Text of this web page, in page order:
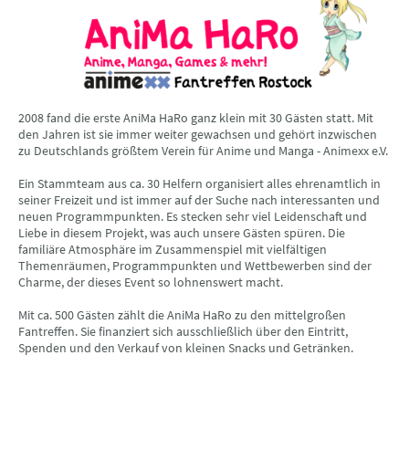
2008 fand die erste AniMa HaRo ganz klein mit 30 Gästen statt. Mit
den Jahren ist sie immer weiter gewachsen und gehört inzwischen
zu Deutschlands größtem Verein für Anime und Manga - Animexx e.V.
Ein Stammteam aus ca. 30 Helfern organisiert alles ehrenamtlich in
seiner Freizeit und ist immer auf der Suche nach interessanten und
neuen Programmpunkten. Es stecken sehr viel Leidenschaft und
Liebe in diesem Projekt, was auch unsere Gästen spüren. Die
familiäre Atmosphäre im Zusammenspiel mit vielfältigen
Themenräumen, Programmpunkten und Wettbewerben sind der
Charme, der dieses Event so lohnenswert macht.
Mit ca. 500 Gästen zählt die AniMa HaRo zu den mittelgroßen
Fantreffen. Sie finanziert sich ausschließlich über den Eintritt,
Spenden und den Verkauf von kleinen Snacks und Getränken.